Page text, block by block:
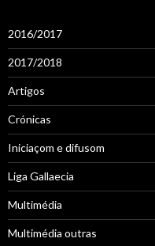
2016/2017
2017/2018
Artigos
Crónicas
Iniciaçom e difusom
Liga Gallaecia
Multimédia
Multimédia outras